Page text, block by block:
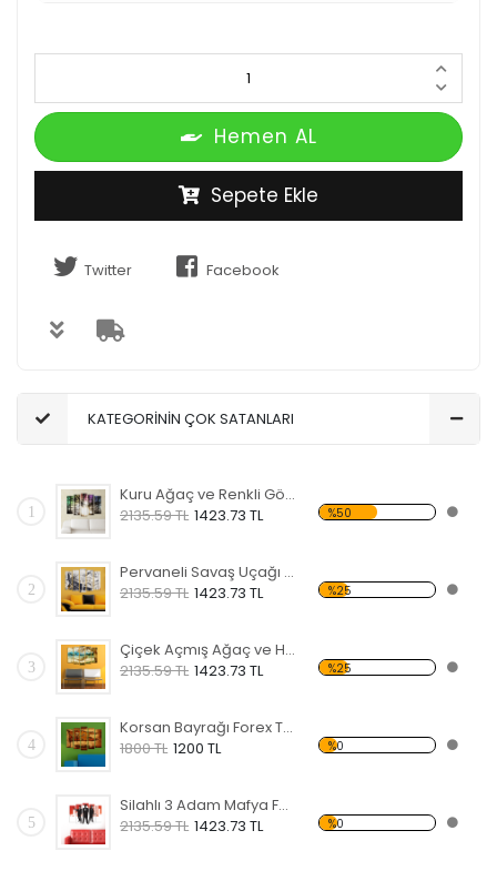
Hemen AL
Sepete Ekle
Twitter Facebook
KATEGORİNİN ÇOK SATANLARI
1
Kuru Ağaç ve Renkli Gökyüzü Forex Tablo
2135.59 TL 1423.73 TL %50
2
Pervaneli Savaş Uçağı Forex Tablo
2135.59 TL 1423.73 TL %25
3
Çiçek Açmış Ağaç ve Hamak Forex Tablo
2135.59 TL 1423.73 TL %25
4
Korsan Bayrağı Forex Tablo
1800 TL 1200 TL %0
5
Silahlı 3 Adam Mafya Forex Tablo
2135.59 TL 1423.73 TL %0